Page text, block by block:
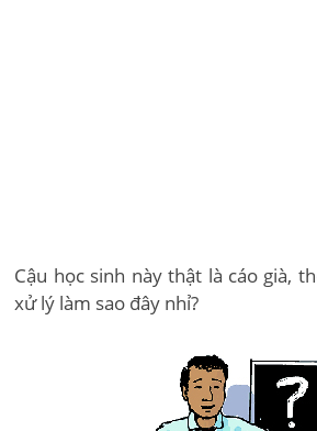
Cậu học sinh này thật là cáo già,
xử lý làm sao đây nhỉ?